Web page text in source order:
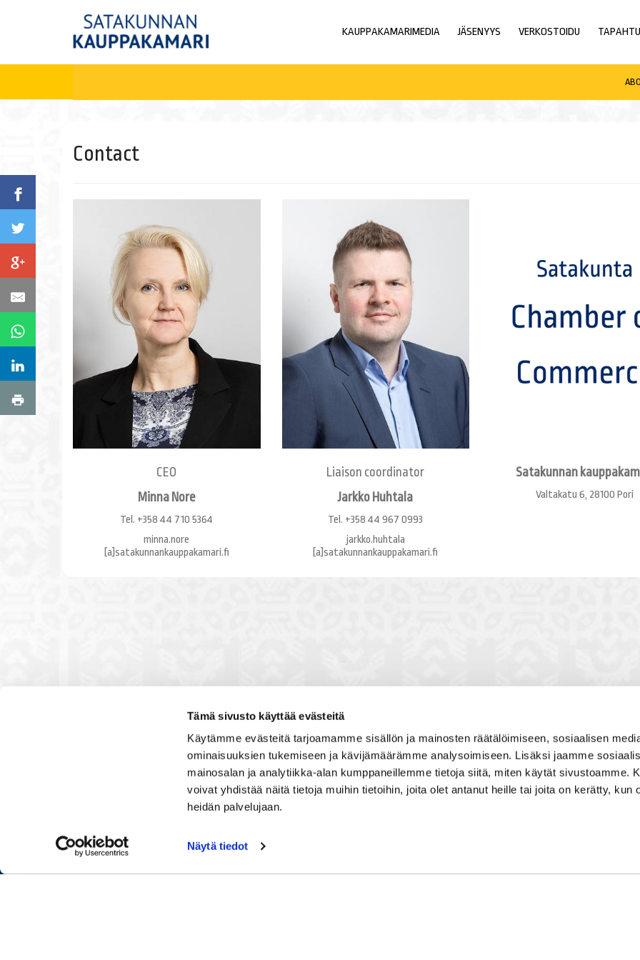
Tämä sivusto käyttää evästeitä
Käytämme evästeitä tarjoamamme sisällön ja mainosten räätälöimiseen, sosiaalisen
ominaisuuksien tukemiseen ja kävijämäärämme analysoimiseen. Lisäksi jaamme
mainosalan ja analytiikka-alan kumppaneillemme tietoja siitä, miten käytät sivustoamme.
voivat yhdistää näitä tietoja muihin tietoihin, joita olet antanut heille tai joita on kerätty, kun
heidän palvelujaan.
Näytä tiedot
KAUPPAKAMARIMEDIA JÄSENYYS VERKOSTOIDU
Contact
CEO
Minna Nore
Tel. +358 44 710 5364
minna.nore
​​​​​​​[a]satakunnankauppakamari.fi
Liaison coordinator
Jarkko Huhtala
Tel. +358 44 967 0993
jarkko.huhtala
​​​​​​​[a]satakunnankauppakamari.fi
Satakunnan
Valtakatu 6, 28100 Pori
Kauppakamarissa kuulut verkostoon, jossa vuorovaikutat
luontevasti kollegoidesi kanssa, solmit kiinnostavia kontakteja
ja vaikutat elinkeinoelämän toimintaedellytyksiin yhdessä
muiden yritysjohtajien kanssa. Olet mukana joukossa, joka
osaamistaan.
Satakunnan kauppakamari
Valtakatu 6, 28100 Pori
Avoinna ma - pe 8.30 - 15.30.